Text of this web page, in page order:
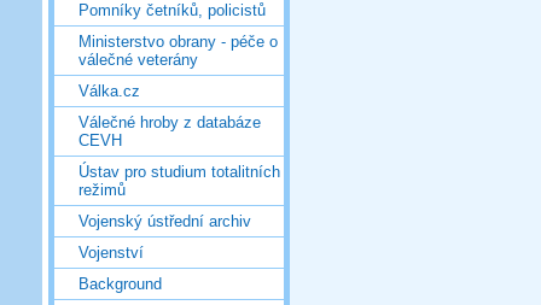
Pomníky četníků, policistů
Ministerstvo obrany - péče o
válečné veterány
Válka.cz
Válečné hroby z databáze
CEVH
Ústav pro studium totalitních
režimů
Vojenský ústřední archiv
Vojenství
Background